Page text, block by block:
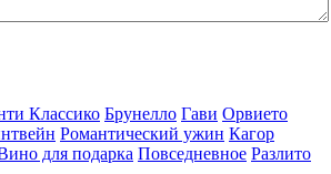
Классико Брунелло Гави Орвието
Романтический ужин Кагор
для подарка Повседневное Разлито